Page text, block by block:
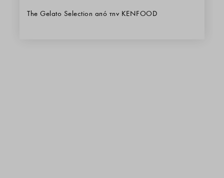
The Gelato Selection από την KENFOOD